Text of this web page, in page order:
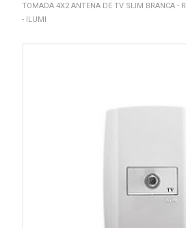
TOMADA 4X2 ANTENA DE TV SLIM BRANCA -
- ILUMI